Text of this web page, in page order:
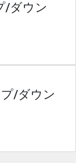
/ダウン
/ダウン